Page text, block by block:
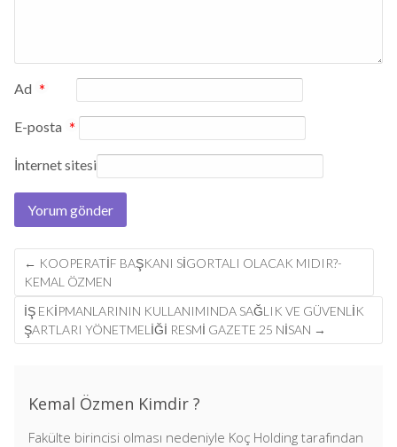
Ad *
E-posta *
İnternet sitesi
Post
navigation
← KOOPERATIF BAŞKANI SIGORTALI OLACAK MIDIR?-
KEMAL ÖZMEN
İŞ EKİPMANLARININ KULLANIMINDA SAĞLIK VE GÜVENLİK
ŞARTLARI YÖNETMELİĞİ RESMI GAZETE 25 NISAN →
Kemal Özmen Kimdir ?
Fakülte birincisi olması nedeniyle Koç Holding tarafından